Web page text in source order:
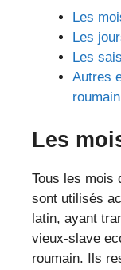
Les
Les
Les
Autres
roumain
Les
Tous les mois
sont utilisés
latin, ayant
vieux-slave
roumain. Ils